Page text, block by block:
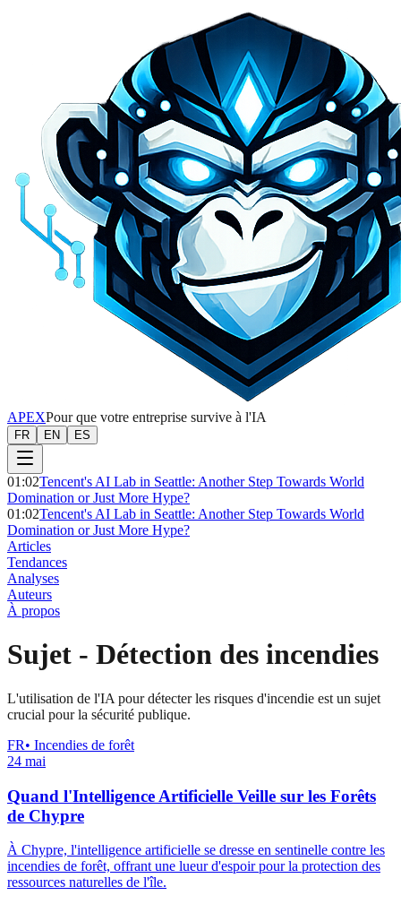
APEXPour que votre entreprise survive à l'IA
FR EN ES
01:02Tencent's AI Lab in Seattle: Another Step Towards World
Domination or Just More Hype?
01:02Tencent's AI Lab in Seattle: Another Step Towards World
Domination or Just More Hype?
Articles
Tendances
Analyses
Auteurs
À propos
Sujet - Détection des incendies
L'utilisation de l'IA pour détecter les risques d'incendie est un sujet
crucial pour la sécurité publique.
FR• Incendies de forêt
24 mai
Quand l'Intelligence Artificielle Veille sur les Forêts
de Chypre
À Chypre, l'intelligence artificielle se dresse en sentinelle contre les
incendies de forêt, offrant une lueur d'espoir pour la protection des
ressources naturelles de l'île.